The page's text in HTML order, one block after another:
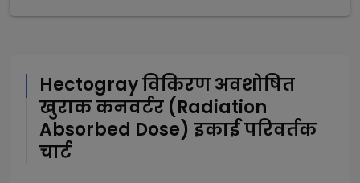
Hectograyविकिरण अवशोषित
खुराक कनवर्टर (Radiation
Absorbed Dose) इकाई परिवर्तक
चार्ट